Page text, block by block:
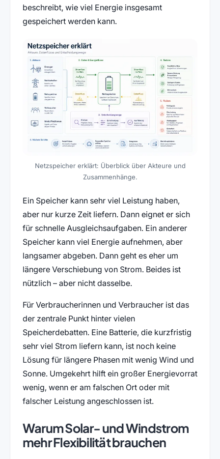
beschreibt, wie viel Energie insgesamt
gespeichert werden kann.
Netzspeicher erklärt: Überblick über Akteure und
Zusammenhänge.
Ein Speicher kann sehr viel Leistung haben,
aber nur kurze Zeit liefern. Dann eignet er sich
für schnelle Ausgleichsaufgaben. Ein anderer
Speicher kann viel Energie aufnehmen, aber
langsamer abgeben. Dann geht es eher um
längere Verschiebung von Strom. Beides ist
nützlich – aber nicht dasselbe.
Für Verbraucherinnen und Verbraucher ist das
der zentrale Punkt hinter vielen
Speicherdebatten. Eine Batterie, die kurzfristig
sehr viel Strom liefern kann, ist noch keine
Lösung für längere Phasen mit wenig Wind und
Sonne. Umgekehrt hilft ein großer Energievorrat
wenig, wenn er am falschen Ort oder mit
falscher Leistung angeschlossen ist.
Warum Solar- und Windstrom
mehr Flexibilität brauchen